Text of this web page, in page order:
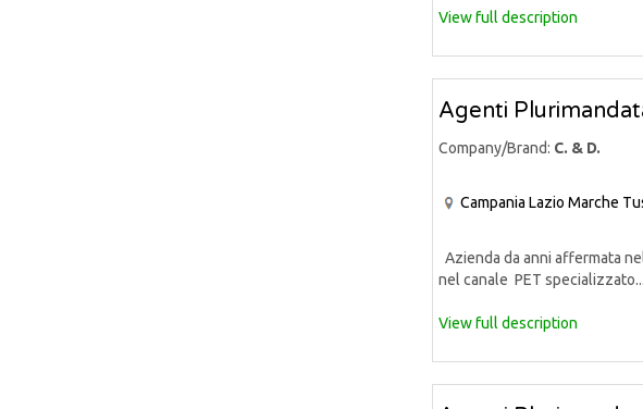
View full description
Agenti
Company/Brand: C. & D.
Campania Lazio Marche
Azienda da anni affermata
nel canale PET specializzato...
View full description